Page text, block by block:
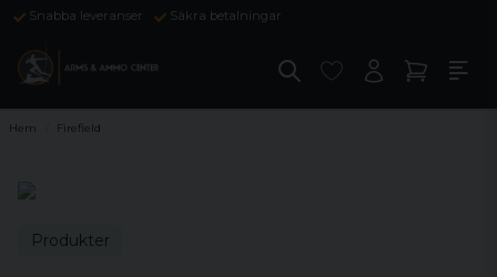
Snabba leveranser Säkra betalningar
Hem Firefield
Produkter